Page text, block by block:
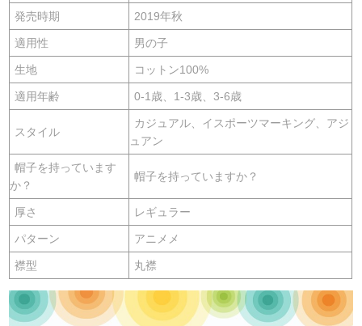
発売時期 2019年秋
適用性 男の子
生地 コットン100%
適用年齢 0-1歳、1-3歳、3-6歳
スタイル
カジュアル、イスポーツマーキング、アジ
ュアン
帽子を持っています
か？
帽子を持っていますか？
厚さ レギュラー
パターン アニメメ
襟型 丸襟